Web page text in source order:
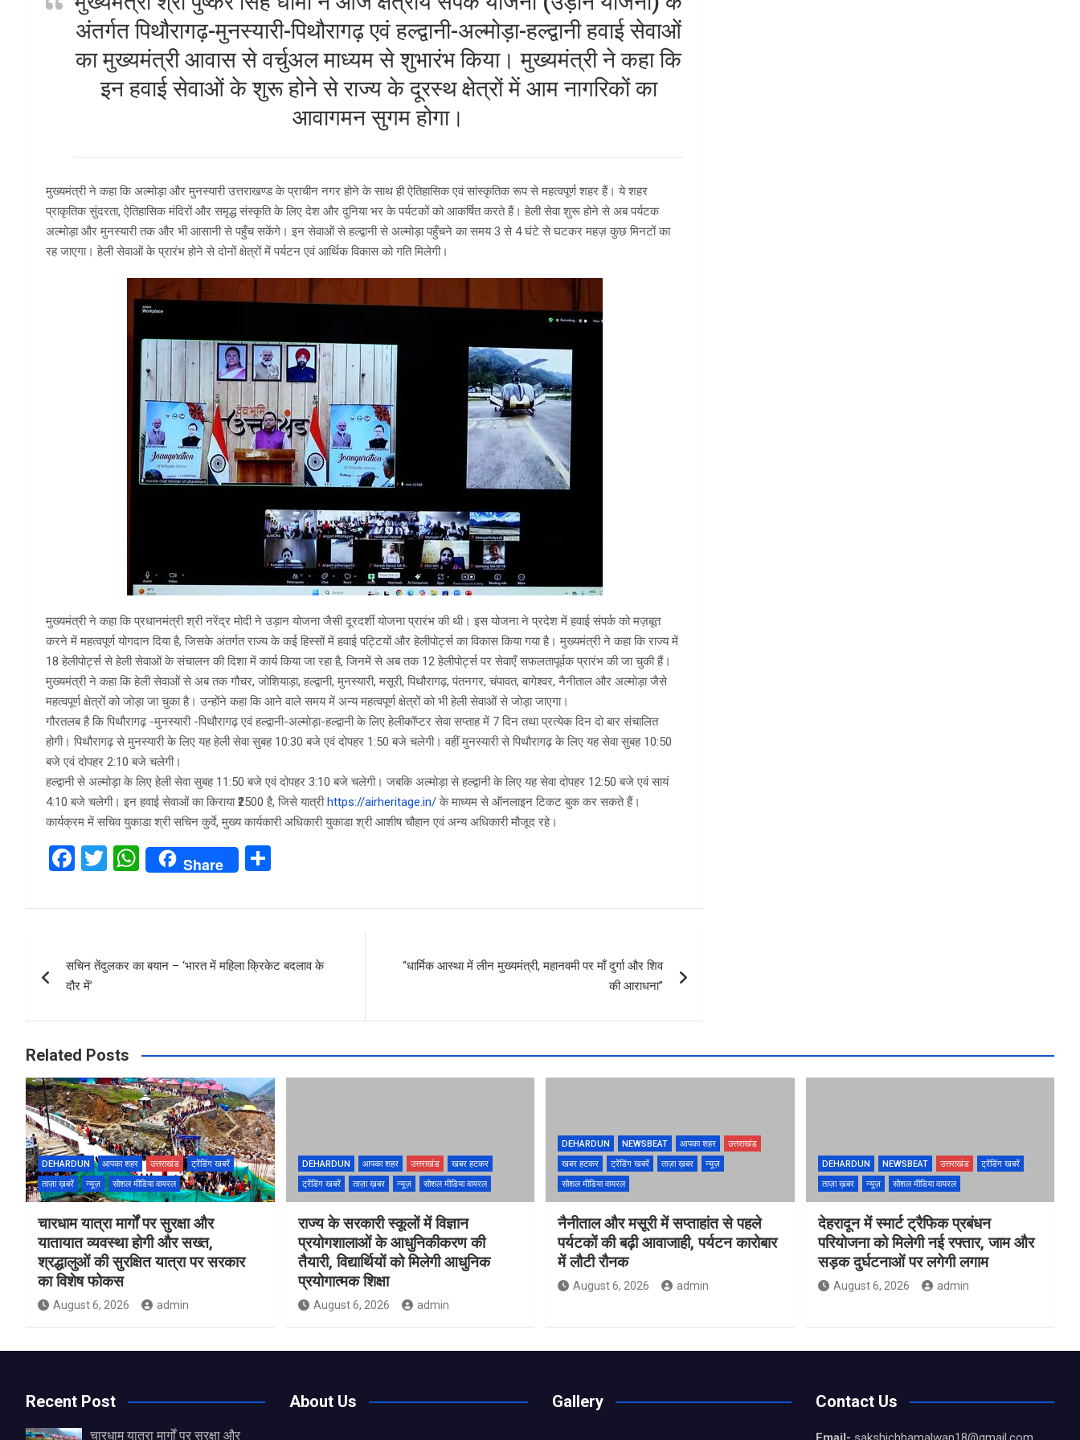
अंतर्गत पिथौरागढ़-मुनस्यारी-पिथौरागढ़ एवं हल्द्वानी-अल्मोड़ा-हल्द्वानी हवाई सेवाओं
का मुख्यमंत्री आवास से वर्चुअल माध्यम से शुभारंभ किया। मुख्यमंत्री ने कहा कि
इन हवाई सेवाओं के शुरू होने से राज्य के दूरस्थ क्षेत्रों में आम नागरिकों का
आवागमन सुगम होगा।
मुख्यमंत्री ने कहा कि अल्मोड़ा और मुनस्यारी उत्तराखण्ड के प्राचीन नगर होने के साथ ही ऐतिहासिक एवं सांस्कृतिक रूप से महत्वपूर्ण शहर हैं। ये शहर
प्राकृतिक सुंदरता, ऐतिहासिक मंदिरों और समृद्ध संस्कृति के लिए देश और दुनिया भर के पर्यटकों को आकर्षित करते हैं। हेली सेवा शुरू होने से अब पर्यटक
अल्मोड़ा और मुनस्यारी तक और भी आसानी से पहुँच सकेंगे। इन सेवाओं से हल्द्वानी से अल्मोड़ा पहुँचने का समय 3 से 4 घंटे से घटकर महज़ कुछ मिनटों का
रह जाएगा। हेली सेवाओं के प्रारंभ होने से दोनों क्षेत्रों में पर्यटन एवं आर्थिक विकास को गति मिलेगी।
मुख्यमंत्री ने कहा कि प्रधानमंत्री श्री नरेंद्र मोदी ने उड़ान योजना जैसी दूरदर्शी योजना प्रारंभ की थी। इस योजना ने प्रदेश में हवाई संपर्क को मज़बूत
करने में महत्वपूर्ण योगदान दिया है, जिसके अंतर्गत राज्य के कई हिस्सों में हवाई पट्टियों और हेलीपोर्ट्स का विकास किया गया है। मुख्यमंत्री ने कहा कि राज्य में
18 हेलीपोर्ट्स से हेली सेवाओं के संचालन की दिशा में कार्य किया जा रहा है, जिनमें से अब तक 12 हेलीपोर्ट्स पर सेवाएँ सफलतापूर्वक प्रारंभ की जा चुकी हैं।
मुख्यमंत्री ने कहा कि हेली सेवाओं से अब तक गौचर, जोशियाड़ा, हल्द्वानी, मुनस्यारी, मसूरी, पिथौरागढ़, पंतनगर, चंपावत, बागेश्वर, नैनीताल और अल्मोड़ा जैसे
महत्वपूर्ण क्षेत्रों को जोड़ा जा चुका है। उन्होंने कहा कि आने वाले समय में अन्य महत्वपूर्ण क्षेत्रों को भी हेली सेवाओं से जोड़ा जाएगा।
गौरतलब है कि पिथौरागढ़ -मुनस्यारी -पिथौरागढ़ एवं हल्द्वानी-अल्मोड़ा-हल्द्वानी के लिए हेलीकॉप्टर सेवा सप्ताह में 7 दिन तथा प्रत्येक दिन दो बार संचालित
होगी। पिथौरागढ़ से मुनस्यारी के लिए यह हेली सेवा सुबह 10:30 बजे एवं दोपहर 1:50 बजे चलेगी। वहीं मुनस्यारी से पिथौरागढ़ के लिए यह सेवा सुबह 10:50
बजे एवं दोपहर 2:10 बजे चलेगी।
हल्द्वानी से अल्मोड़ा के लिए हेली सेवा सुबह 11:50 बजे एवं दोपहर 3:10 बजे चलेगी। जबकि अल्मोड़ा से हल्द्वानी के लिए यह सेवा दोपहर 12:50 बजे एवं सायं
4:10 बजे चलेगी। इन हवाई सेवाओं का किराया ₹2500 है, जिसे यात्रीhttps://airheritage.in/के माध्यम से ऑनलाइन टिकट बुक कर सकते हैं।
कार्यक्रम में सचिव युकाडा श्री सचिन कुर्वे, मुख्य कार्यकारी अधिकारी युकाडा श्री आशीष चौहान एवं अन्य अधिकारी मौजूद रहे।
F
ce
o
o
k
T
tt
W
at
A
p
Share
ar
navigation
सचिन तेंदुलकर का बयान – ‘भारत में महिला क्रिकेट बदलाव के
दौर में’
“धार्मिक आस्था में लीन मुख्यमंत्री, महानवमी पर माँ दुर्गा और शिव
की आराधना”
Related Posts
DEHARDUN आपका शहर उत्तराखंड
ट्रेंडिंग खबरें
ताज़ा ख़बरें
न्यूज़ सोशल मीडिया वायरल
चारधाम यात्रा मार्गों पर सुरक्षा और
यातायात व्यवस्था होगी और सख्त,
श्रद्धालुओं की सुरक्षित यात्रा पर सरकार
का विशेष फोकस
August 6, 2026 admin
DEHARDUN आपका शहर उत्तराखंड
खबर हटकर
ट्रेंडिंग खबरें
ताज़ा ख़बर न्यूज़ सोशल मीडिया वायरल
राज्य के सरकारी स्कूलों में विज्ञान
प्रयोगशालाओं के आधुनिकीकरण की
तैयारी, विद्यार्थियों को मिलेगी आधुनिक
प्रयोगात्मक शिक्षा
August 6, 2026 admin
DEHARDUN NEWSBEAT आपका शहर
उत्तराखंड
खबर हटकर
ट्रेंडिंग खबरें ताज़ा ख़बर
न्यूज़
सोशल मीडिया वायरल
नैनीताल और मसूरी में सप्ताहांत से पहले
पर्यटकों की बढ़ी आवाजाही, पर्यटन कारोबार
में लौटी रौनक
August 6, 2026 admin
DEHARDUN NEWSBEAT उत्तराखंड
ट्रेंडिंग खबरें
ताज़ा ख़बर
न्यूज़ सोशल मीडिया वायरल
देहरादून में स्मार्ट ट्रैफिक प्रबंधन
परियोजना को मिलेगी नई रफ्तार, जाम और
सड़क दुर्घटनाओं पर लगेगी लगाम
August 6, 2026 admin
Recent Post
चारधाम यात्रा मार्गों पर सुरक्षा और
About Us Gallery Contact Us